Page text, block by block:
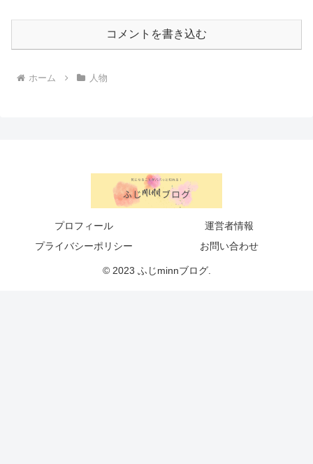
コメントを書き込む
ホーム 人物
プロフィール
運営者情報
プライバシーポリシー
お問い合わせ
© 2023 ふじminnブログ.